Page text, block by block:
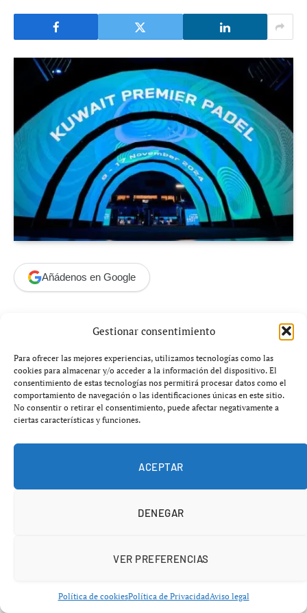
Gestionar consentimiento
Para ofrecer las mejores experiencias, utilizamos tecnologías como las
cookies para almacenar y/o acceder a la información del dispositivo. El
consentimiento de estas tecnologías nos permitirá procesar datos como el
comportamiento de navegación o las identificaciones únicas en este sitio.
No consentir o retirar el consentimiento, puede afectar negativamente a
ciertas características y funciones.
ACEPTAR
DENEGAR
VER PREFERENCIAS
Política de cookiesPolítica de PrivacidadAviso legal
Añádenos en Google
Premier Padel mueve ficha ante el
nuevo escenario internacional
El circuitoPremier Padely laFederación
Internacional de Pádel (FIP)han confirmado una
importante reestructuración del calendario 2026 que
La principal novedad pasa por la conversión del torneo
asciende de P2 a P1 de forma excepcional